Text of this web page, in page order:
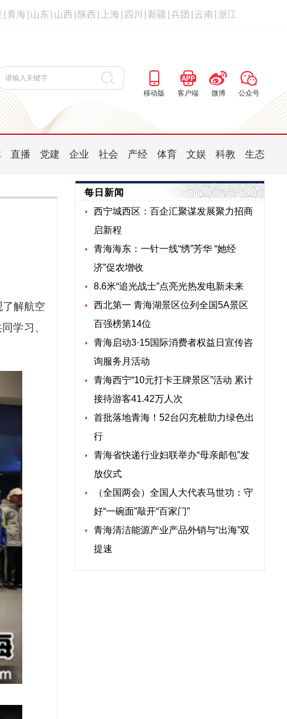
青海 山东 山西 陕西 上海 四川 新疆 兵团 云南 浙江
移动版 客户端 微博 公众号
直播 党建 企业 社会 产经 体育 文娱 科教 生态
解航空
学习、
每日新闻
西宁城西区：百企汇聚谋发展聚力招商
启新程
青海海东：一针一线“绣”芳华 “她经
济”促农增收
8.6米“追光战士”点亮光热发电新未来
西北第一 青海湖景区位列全国5A景区
百强榜第14位
青海启动3·15国际消费者权益日宣传咨
询服务月活动
青海西宁“10元打卡王牌景区”活动 累计
接待游客41.42万人次
首批落地青海！52台闪充桩助力绿色出
行
青海省快递行业妇联举办“母亲邮包”发
放仪式
（全国两会）全国人大代表马世功：守
好“一碗面”敲开“百家门”
青海清洁能源产业产品外销与“出海”双
提速